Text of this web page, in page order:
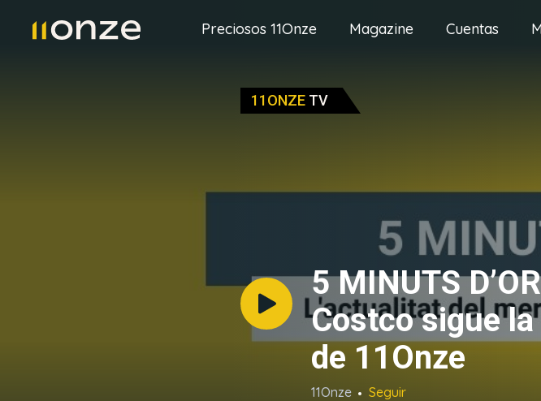
Preciosos 11Onze Magazine Cuentas
11ONZE TV
5 MINUTS
Costco sigue
de 11Onze
11Onze Seguir